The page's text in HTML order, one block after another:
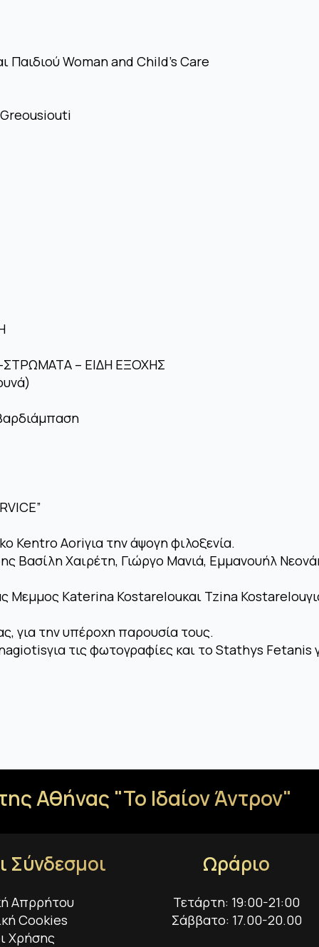
Παιδιού Woman and Child’s Care
ΣΤΡΩΜΑΤΑ – ΕΙΔΗ ΕΞΟΧΗΣ
Kentro Aoriγια την άψογη φιλοξενία.
Βασίλη Χαιρέτη, Γιώργο Μανιά, Εμμανουήλ
Μεμμος Katerina Kostarelouκαι Tzina
για την υπέροχη παρουσία τους.
τις φωτογραφίες και το Stathys Fetanis
Αθήνας "Το Ιδαίον Άντρον"
Σύνδεσμοι
Απρρήτου
Cookies
Χρήσης
Ωράριο
Τετάρτη: 19:00-21:00
Σάββατο: 17.00-20.00